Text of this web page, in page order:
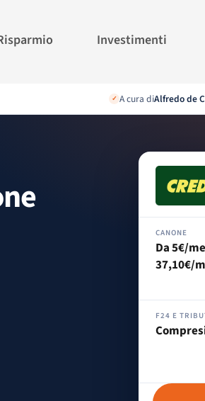
Investimenti
✓ A cura diAlfredo de
CANONE
Da 5€/
37,10€/
F24 E